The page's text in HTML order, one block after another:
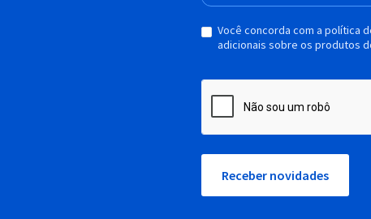
Você concorda com a política
adicionais sobre os produtos
Receber novidades